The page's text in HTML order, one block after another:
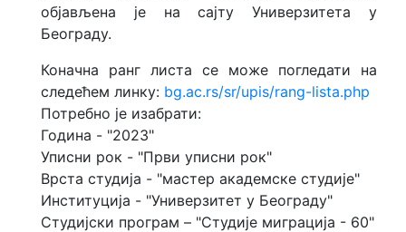
објављена је на сајту Универзитета у
Београду.
Коначна ранг листа се може погледати на
следећем линку: bg.ac.rs/sr/upis/rang-lista.php
Потребно је изабрати:
Година - "2023"
Уписни рок - "Први уписни рок"
Врста студија - "мастер академске студије"
Институција - "Универзитет у Београду"
Студијски програм – "Студије миграција - 60"